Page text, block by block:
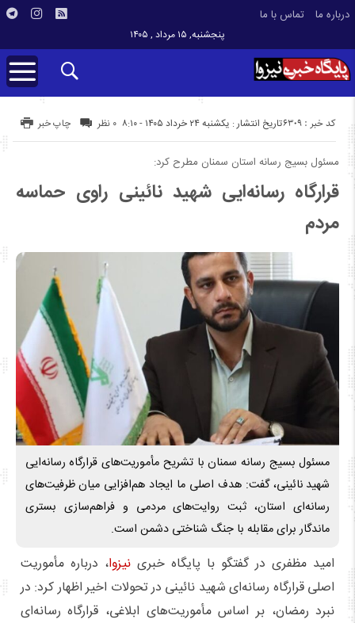
درباره ما تماس با ما
پنجشنبه, ۱۵ مرداد , ۱۴۰۵
تاریخ انتشار : یکشنبه ۲۴ خرداد ۱۴۰۵ - ۸:۱۰ کد خبر : 6309 چاپ خبر ۰ نظر
مسئول بسیج رسانه استان سمنان مطرح کرد:
قرارگاه رسانه‌ایی شهید نائینی راوی حماسه
مردم
مسئول بسیج رسانه سمنان با تشریح مأموریت‌های قرارگاه رسانه‌ایی
شهید نائینی، گفت: هدف اصلی ما ایجاد هم‌افزایی میان ظرفیت‌های
رسانه‌ای استان، ثبت روایت‌های مردمی و فراهم‌سازی بستری
ماندگار برای مقابله با جنگ شناختی دشمن است.
امید مظفری در گفتگو با پایگاه خبرینیزوا، درباره مأموریت
اصلی قرارگاه رسانه‌ای شهید نائینی در تحولات اخیر اظهار کرد: در
نبرد رمضان، بر اساس مأموریت‌های ابلاغی، قرارگاه رسانه‌ای